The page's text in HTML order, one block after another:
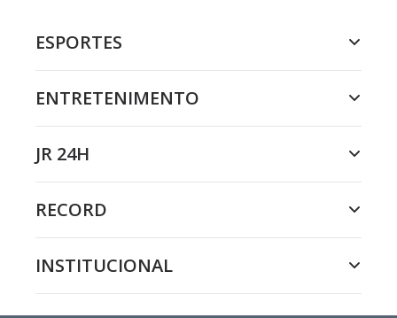
ESPORTES
ENTRETENIMENTO
JR 24H
RECORD
INSTITUCIONAL